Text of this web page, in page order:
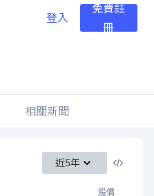
登入
免費註
冊
相關新聞
近5年